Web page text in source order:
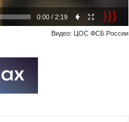
0:00 / 2:19
Видео: ЦОС ФСБ России